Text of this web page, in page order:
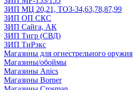
ЗИП МЦ 20,21, ТОЗ-34,63,78,87,99
ЗИП ОП СКС
ЗИП Сайга, АК
ЗИП Тигр (СВД)
ЗИП ТиРэкс
Магазины для огнестрельного оружия
Магазины/обоймы
Магазины Anics
Магазины Borner